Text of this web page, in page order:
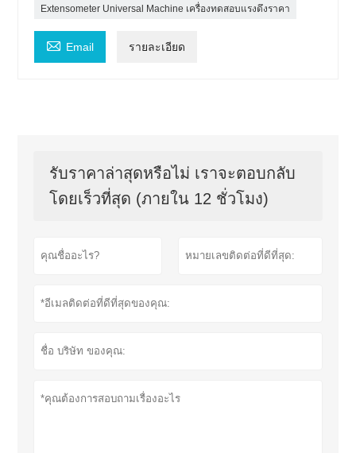
Extensometer Universal Machine เครื่องทดสอบแรงดึงราคา
 Email รายละเอียด
รับราคาล่าสุดหรือไม่ เราจะตอบกลับ
โดยเร็วที่สุด (ภายใน 12 ชั่วโมง)